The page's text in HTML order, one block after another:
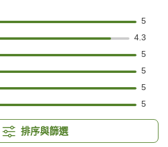
5
4.3
5
5
5
5
排序與篩選